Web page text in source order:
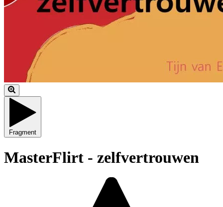
Fragment
MasterFlirt - zelfvertrouwen